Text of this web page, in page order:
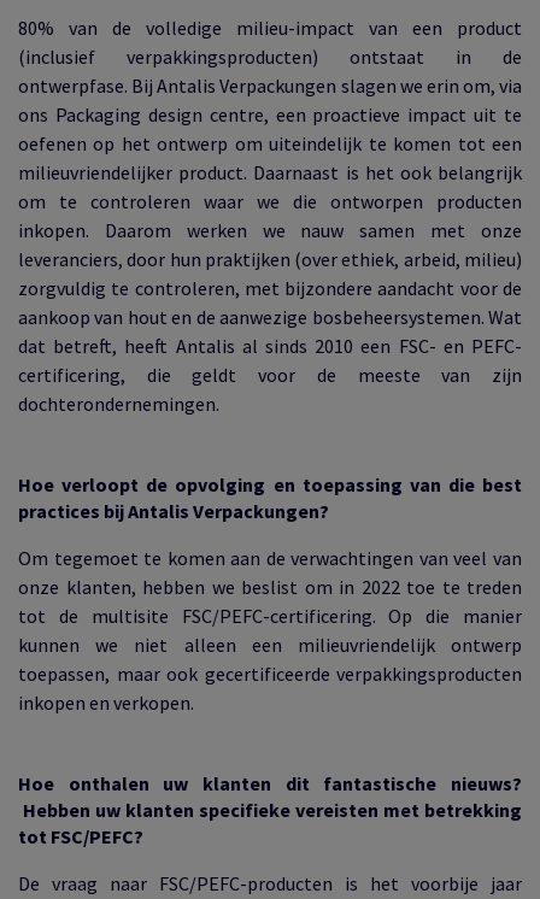
80% van de volledige milieu-impact van een product
(inclusief verpakkingsproducten) ontstaat in de
ontwerpfase. Bij Antalis Verpackungen slagen we erin om, via
ons Packaging design centre, een proactieve impact uit te
oefenen op het ontwerp om uiteindelijk te komen tot een
milieuvriendelijker product. Daarnaast is het ook belangrijk
om te controleren waar we die ontworpen producten
inkopen. Daarom werken we nauw samen met onze
leveranciers, door hun praktijken (over ethiek, arbeid, milieu)
zorgvuldig te controleren, met bijzondere aandacht voor de
aankoop van hout en de aanwezige bosbeheersystemen. Wat
dat betreft, heeft Antalis al sinds 2010 een FSC- en PEFC-
certificering, die geldt voor de meeste van zijn
dochterondernemingen.
Hoe verloopt de opvolging en toepassing van die best
practices bij Antalis Verpackungen?
Om tegemoet te komen aan de verwachtingen van veel van
onze klanten, hebben we beslist om in 2022 toe te treden
tot de multisite FSC/PEFC-certificering. Op die manier
kunnen we niet alleen een milieuvriendelijk ontwerp
toepassen, maar ook gecertificeerde verpakkingsproducten
inkopen en verkopen.
Hoe onthalen uw klanten dit fantastische nieuws?
Hebben uw klanten specifieke vereisten met betrekking
tot FSC/PEFC?
De vraag naar FSC/PEFC-producten is het voorbije jaar